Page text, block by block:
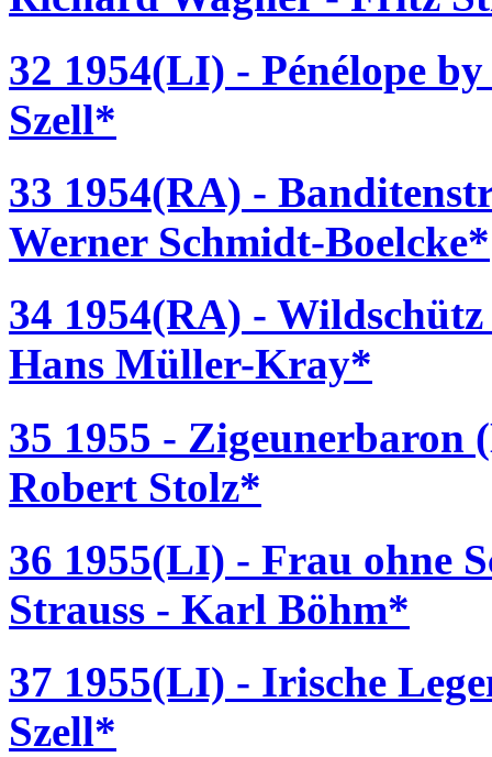
32 1954(LI) - Pénélope
Szell*
33 1954(RA) -
Werner Schmidt-Boelcke*
34 1954(RA) -
Hans Müller-Kray*
35 1955 -
Robert Stolz*
36 1955(LI) - Frau ohne
Strauss - Karl Böhm*
37 1955(LI) - Irische
Szell*